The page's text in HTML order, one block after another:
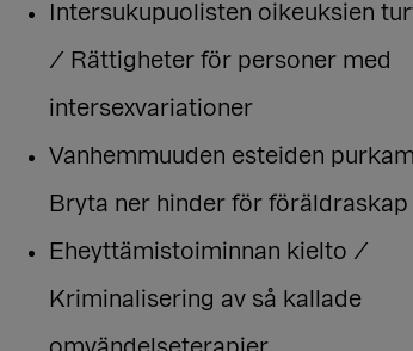
Intersukupuolisten oikeuksien
/ Rättigheter för personer med
intersexvariationer
Vanhemmuuden esteiden
Bryta ner hinder för föräldraskap
Eheyttämistoiminnan kielto /
Kriminalisering av så kallade